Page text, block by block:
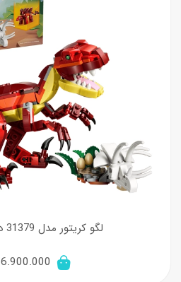
لگو کریتور مدل 31379 دایناسور درنده
6.900.000